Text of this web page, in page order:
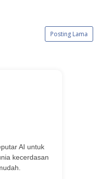
Posting Lama
AI untuk
kecerdasan